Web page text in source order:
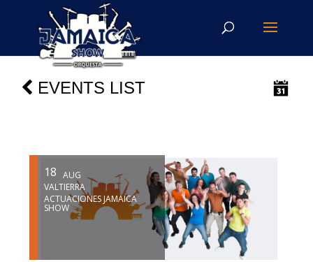
EVENTS LIST
18 AUG
VALTIERRA
ACTUACIONES JAMAICA
SHOW